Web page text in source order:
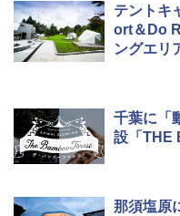
解く (
￥
ュ(BC
￥
X 2人
収納
ソロ
電動エ
ゴム
￥
テントキ
ort＆Do
ングエリ
千葉に「
設「THE
那須塩原